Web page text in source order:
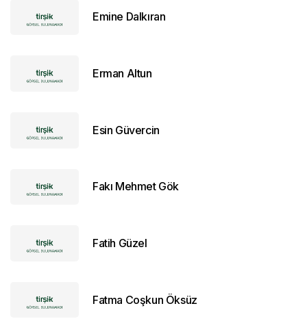
Emine Dalkıran
Erman Altun
Esin Güvercin
Fakı Mehmet Gök
Fatih Güzel
Fatma Coşkun Öksüz